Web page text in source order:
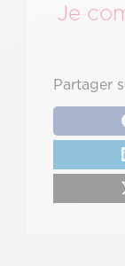
Je
Partager